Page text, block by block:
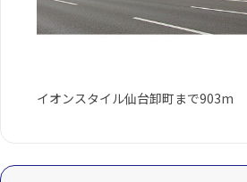
イオンスタイル仙台卸町まで903m